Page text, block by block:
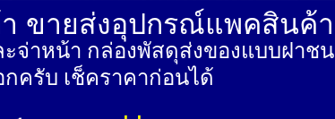
ขายส่งอุปกรณ์แพคสินค้า
จ่าหน้า กล่องพัสดุส่งของแบบฝาชน
ครับ เช็คราคาก่อนได้